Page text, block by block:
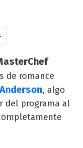
de romance
, algo
del programa al